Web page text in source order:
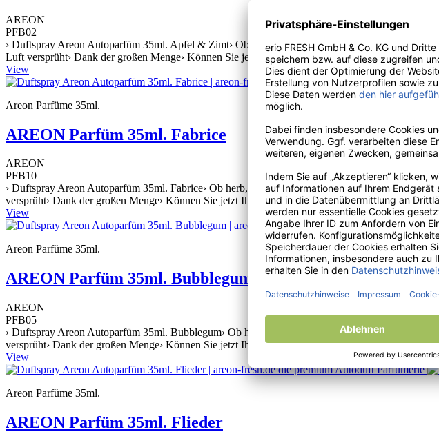
AREON
PFB02
› Duftspray Areon Autoparfüm 35ml. Apfel & Zimt› Ob herb, sinnlich, frisch oder fruchtig› Die
Luft versprüht› Dank der großen Menge› Können Sie jetzt Ihre Fahrten noch länger genießen
View
Areon Parfüme 35ml.
AREON Parfüm 35ml. Fabrice
AREON
PFB10
› Duftspray Areon Autoparfüm 35ml. Fabrice› Ob herb, sinnlich, frisch oder fruchtig› Die große
versprüht› Dank der großen Menge› Können Sie jetzt Ihre Fahrten noch länger genießen
View
Areon Parfüme 35ml.
AREON Parfüm 35ml. Bubblegum
AREON
PFB05
› Duftspray Areon Autoparfüm 35ml. Bubblegum› Ob herb, sinnlich, frisch oder fruchtig› Die
versprüht› Dank der großen Menge› Können Sie jetzt Ihre Fahrten noch länger genießen
View
Areon Parfüme 35ml.
AREON Parfüm 35ml. Flieder